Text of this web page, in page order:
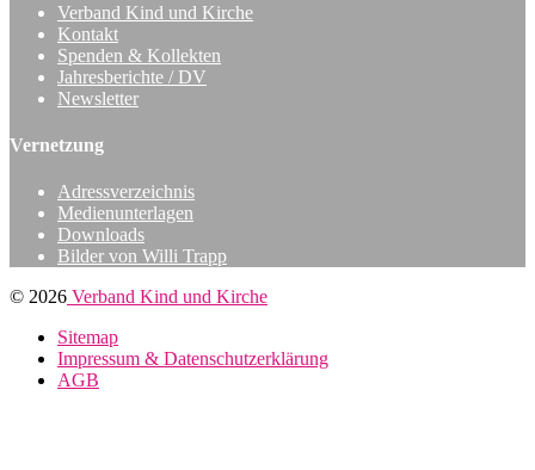
Verband Kind und Kirche
Kontakt
Spenden & Kollekten
Jahresberichte / DV
Newsletter
Vernetzung
Adressverzeichnis
Medienunterlagen
Downloads
Bilder von Willi Trapp
© 2026 Verband Kind und Kirche
Sitemap
Impressum & Datenschutzerklärung
AGB